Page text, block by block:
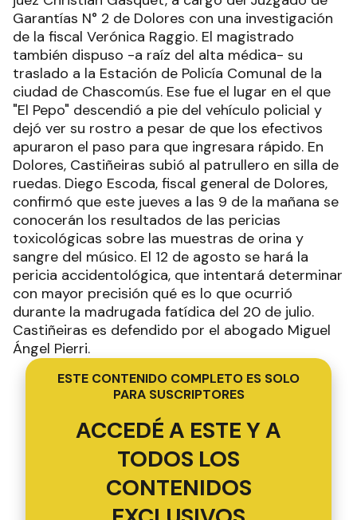
Garantías N° 2 de Dolores con una investigación
de la fiscal Verónica Raggio. El magistrado
también dispuso -a raíz del alta médica- su
traslado a la Estación de Policía Comunal de la
ciudad de Chascomús. Ese fue el lugar en el que
"El Pepo" descendió a pie del vehículo policial y
dejó ver su rostro a pesar de que los efectivos
apuraron el paso para que ingresara rápido. En
Dolores, Castiñeiras subió al patrullero en silla de
ruedas. Diego Escoda, fiscal general de Dolores,
confirmó que este jueves a las 9 de la mañana se
conocerán los resultados de las pericias
toxicológicas sobre las muestras de orina y
sangre del músico. El 12 de agosto se hará la
pericia accidentológica, que intentará determinar
con mayor precisión qué es lo que ocurrió
durante la madrugada fatídica del 20 de julio.
Castiñeiras es defendido por el abogado Miguel
Ángel Pierri.
ESTE CONTENIDO COMPLETO ES SOLO
PARA SUSCRIPTORES
ACCEDÉ A ESTE Y A
TODOS LOS
CONTENIDOS